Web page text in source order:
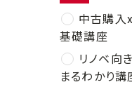
中古購入
基礎講座
リノベ向
まるわかり